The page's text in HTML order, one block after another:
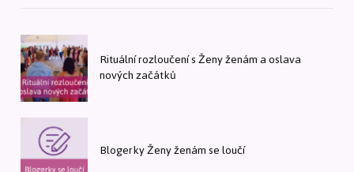
Rituální rozloučení s Ženy ženám a oslava
nových začátků
Blogerky Ženy ženám se loučí